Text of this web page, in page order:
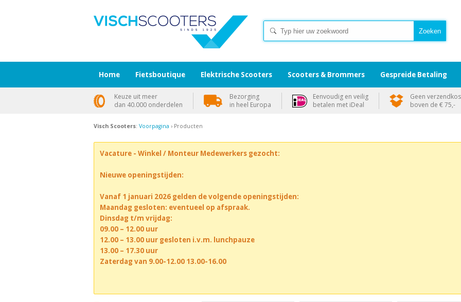
Visch Scooters: Voorpagina › Producten
Vacature - Winkel / Monteur Medewerkers gezocht:
Nieuwe openingstijden:
Vanaf 1 januari 2026 gelden de volgende openingstijden:
Maandag gesloten: eventueel op afspraak.
Dinsdag t/m vrijdag:
09.00 – 12.00 uur
12.00 – 13.00 uur gesloten i.v.m. lunchpauze
13.00 – 17.30 uur
Zaterdag van 9.00-12.00 13.00-16.00
Home Fietsboutique Elektrische Scooters Scooters & Brommers Gespreide Betaling
Keuze uit meer
dan 40.000 onderdelen
Bezorging
in heel Europa
Eenvoudig en veilig
betalen met iDeal
Geen
boven de € 75,-